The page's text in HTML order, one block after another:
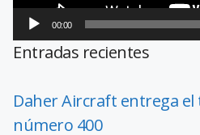
00:00
Entradas recientes
Daher Aircraft entrega
número 400